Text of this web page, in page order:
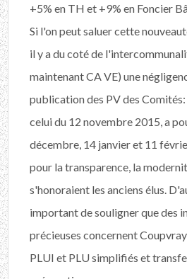
+5% en TH et +9% en Foncier
Si l'on peut saluer cette
il y a du coté de
maintenant CA VE) une
publication des PV des
celui du 12 novembre 2015, a
décembre, 14 janvier et 11
pour la transparence, la
s'honoraient les anciens élus.
important de souligner que des
précieuses concernent
PLUI et PLU simplifiés et